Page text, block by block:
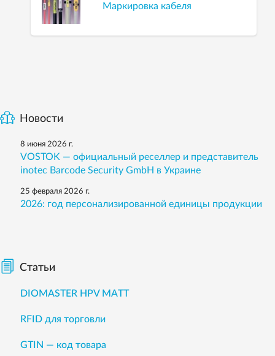
Маркировка кабеля
Новости
8 июня 2026 г.
VOSTOK — официальный реселлер и представитель
inotec Barcode Security GmbH в Украине
25 февраля 2026 г.
2026: год персонализированной единицы продукции
Статьи
DIOMASTER HPV MATT
RFID для торговли
GTIN — код товара